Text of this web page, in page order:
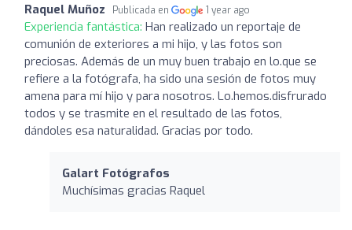
Raquel Muñoz Publicada en 1 year ago
Experiencia fantástica: Han realizado un reportaje de
comunión de exteriores a mi hijo, y las fotos son
preciosas. Además de un muy buen trabajo en lo.que se
refiere a la fotógrafa, ha sido una sesión de fotos muy
amena para mí hijo y para nosotros. Lo.hemos.disfrurado
todos y se trasmite en el resultado de las fotos,
dándoles esa naturalidad. Gracias por todo.
Galart Fotógrafos
Muchísimas gracias Raquel